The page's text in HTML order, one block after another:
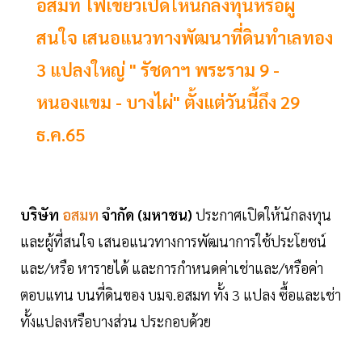
อสมท ไฟเขียวเปิดให้นักลงทุนหรือผู้
สนใจ เสนอแนวทางพัฒนาที่ดินทำเลทอง
3 แปลงใหญ่ " รัชดาฯ พระราม 9 -
หนองแขม - บางไผ่" ตั้งแต่วันนี้ถึง 29
ธ.ค.65
บริษัท อสมท จำกัด (มหาชน) ประกาศเปิดให้นักลงทุน
และผู้ที่สนใจ เสนอแนวทางการพัฒนาการใช้ประโยชน์
และ/หรือ หารายได้ และการกำหนดค่าเช่าและ/หรือค่า
ตอบแทน บนที่ดินของ บมจ.อสมท ทั้ง 3 แปลง ซื้อและเช่า
ทั้งแปลงหรือบางส่วน ประกอบด้วย